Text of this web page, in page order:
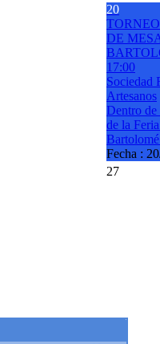
20
DE
17:00
Sociedad
Artesanos
Dentro
de la
Fecha :
27